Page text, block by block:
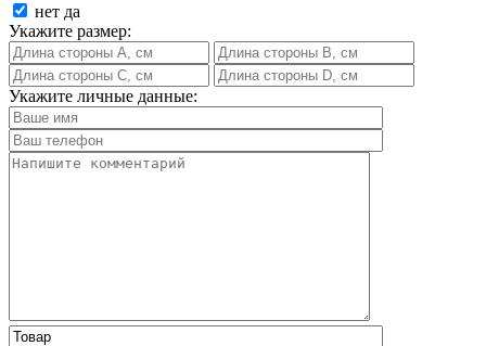
нет да
Укажите размер:
Укажите личные данные: